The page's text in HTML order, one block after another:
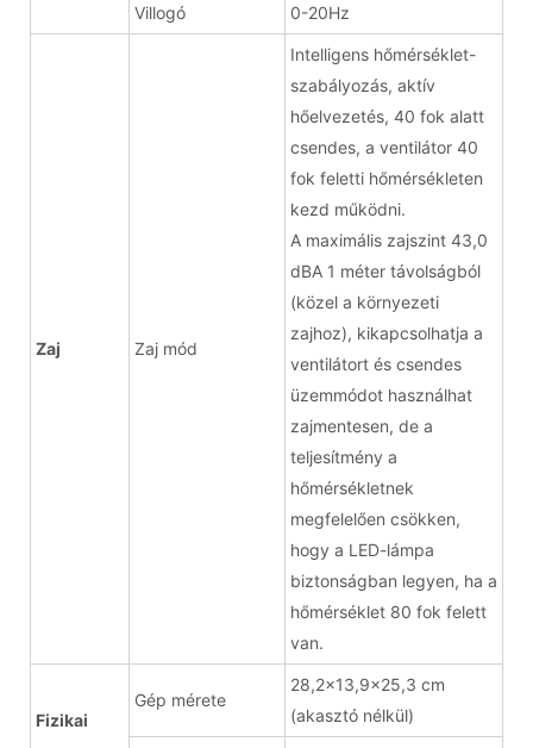
Villogó 0-20Hz
Zaj Zaj mód
Intelligens hőmérséklet-
szabályozás, aktív
hőelvezetés, 40 fok alatt
csendes, a ventilátor 40
fok feletti hőmérsékleten
kezd működni.
A maximális zajszint 43,0
dBA 1 méter távolságból
(közel a környezeti
zajhoz), kikapcsolhatja a
ventilátort és csendes
üzemmódot használhat
zajmentesen, de a
teljesítmény a
hőmérsékletnek
megfelelően csökken,
hogy a LED-lámpa
biztonságban legyen, ha a
hőmérséklet 80 fok felett
van.
Fizikai
Gép mérete
28,2x13,9x25,3 cm
(akasztó nélkül)